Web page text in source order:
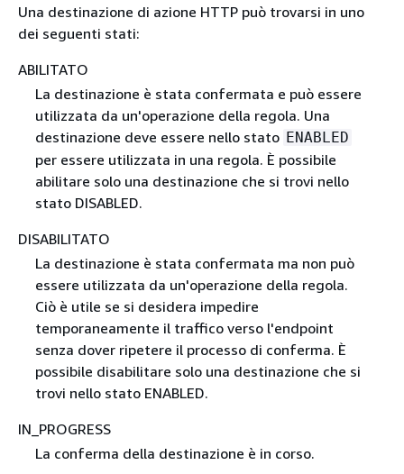
Una destinazione di azione HTTP può trovarsi in uno
dei seguenti stati:
ABILITATO
La destinazione è stata confermata e può essere
utilizzata da un'operazione della regola. Una
destinazione deve essere nello stato ENABLED
per essere utilizzata in una regola. È possibile
abilitare solo una destinazione che si trovi nello
stato DISABLED.
DISABILITATO
La destinazione è stata confermata ma non può
essere utilizzata da un'operazione della regola.
Ciò è utile se si desidera impedire
temporaneamente il traffico verso l'endpoint
senza dover ripetere il processo di conferma. È
possibile disabilitare solo una destinazione che si
trovi nello stato ENABLED.
IN_PROGRESS
La conferma della destinazione è in corso.